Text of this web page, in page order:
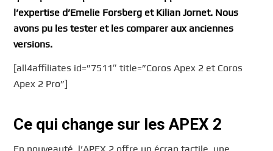
l’expertise d’Emelie Forsberg et Kilian Jornet. Nous
avons pu les tester et les comparer aux anciennes
versions.
[all4affiliates id=”7511″ title=”Coros Apex 2 et Coros
Apex 2 Pro”]
Ce qui change sur les APEX 2